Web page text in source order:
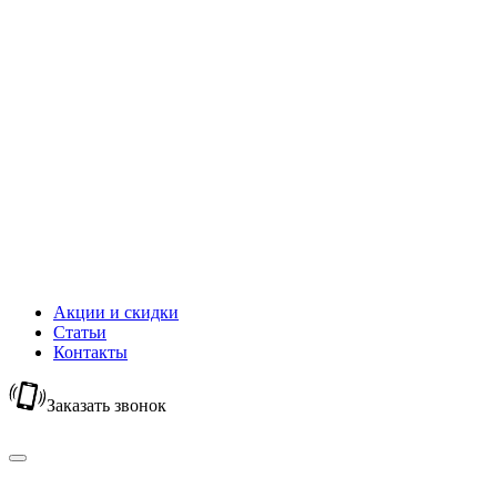
Акции и скидки
Статьи
Контакты
Заказать звонок